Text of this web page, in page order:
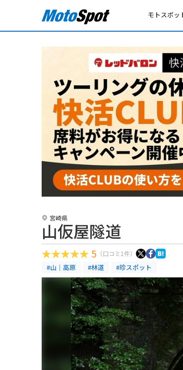
モトスポッ
宮崎県
山仮屋隧道
5 （口コミ1件）
#山｜高原 #林道 #珍スポット